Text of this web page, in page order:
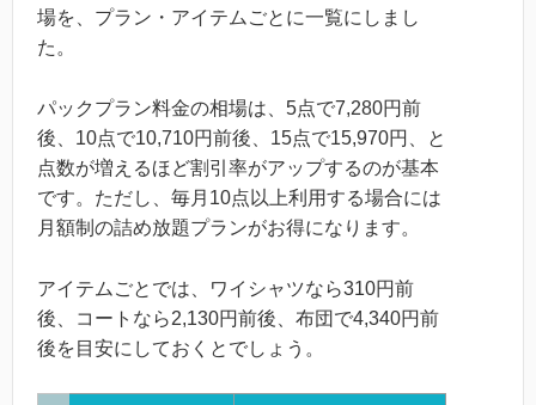
場を、プラン・アイテムごとに一覧にしまし
た。
パックプラン料金の相場は、5点で7,280円前
後、10点で10,710円前後、15点で15,970円、と
点数が増えるほど割引率がアップするのが基本
です。ただし、毎月10点以上利用する場合には
月額制の詰め放題プランがお得になります。
アイテムごとでは、ワイシャツなら310円前
後、コートなら2,130円前後、布団で4,340円前
後を目安にしておくとでしょう。